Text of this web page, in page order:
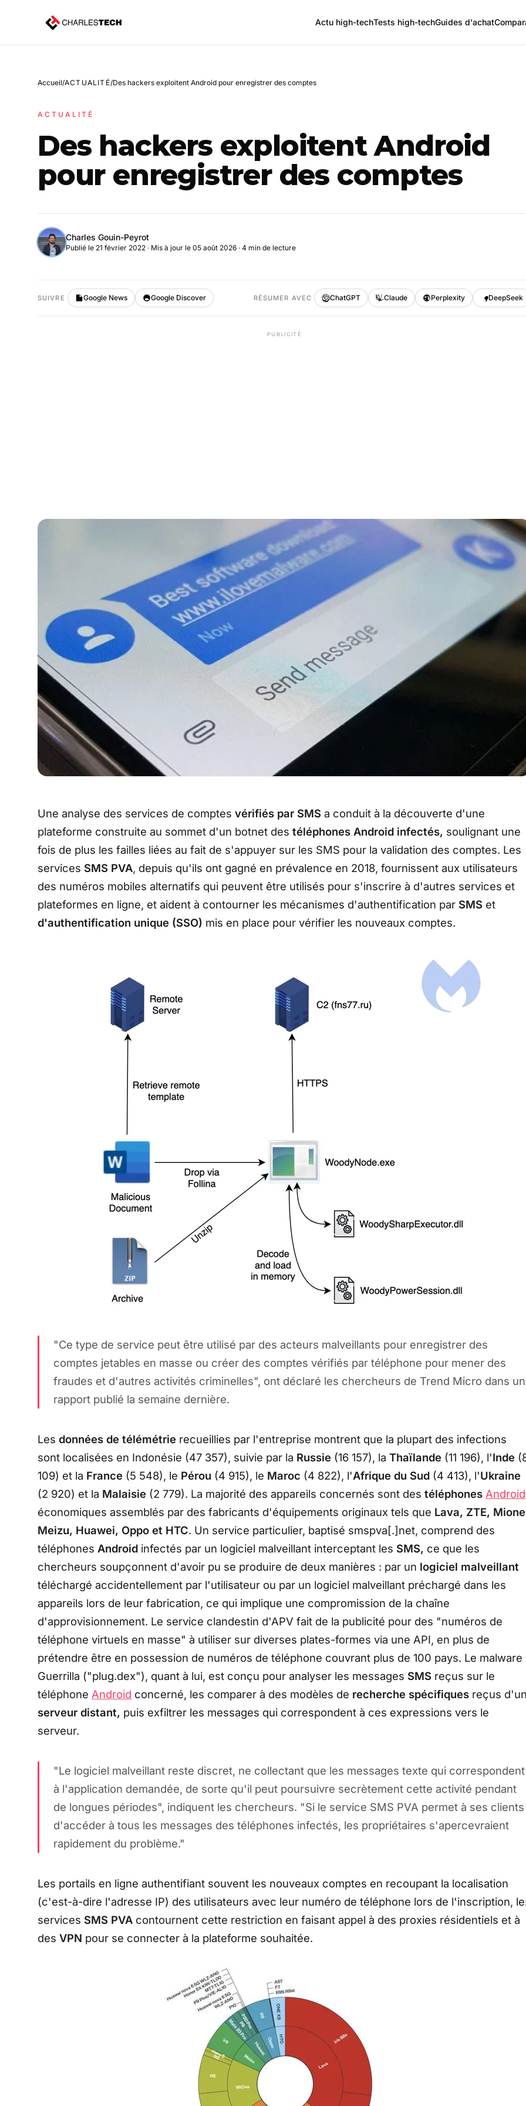
Actu high-techTests high-techGuides d'achat
Accueil/ACTUALITÉ/Des hackers exploitent Android pour enregistrer des comptes
ACTUALITÉ
Des hackers exploitent Android
pour enregistrer des comptes
Charles Gouin-Peyrot
Publié le 21 février 2022 · Mis à jour le 05 août 2026 · 4 min de lecture
SUIVRE Google News Google Discover RÉSUMER AVEC ChatGPT Claude Perplexity DeepSeek
PUBLICITÉ
Une analyse des services de comptes vérifiés par SMS a conduit à la découverte d'une
plateforme construite au sommet d'un botnet des téléphones Android infectés, soulignant une
fois de plus les failles liées au fait de s'appuyer sur les SMS pour la validation des comptes. Les
services SMS PVA, depuis qu'ils ont gagné en prévalence en 2018, fournissent aux utilisateurs
des numéros mobiles alternatifs qui peuvent être utilisés pour s'inscrire à d'autres services et
plateformes en ligne, et aident à contourner les mécanismes d'authentification par SMS et
d'authentification unique (SSO) mis en place pour vérifier les nouveaux comptes.
"Ce type de service peut être utilisé par des acteurs malveillants pour enregistrer des
comptes jetables en masse ou créer des comptes vérifiés par téléphone pour mener des
fraudes et d'autres activités criminelles", ont déclaré les chercheurs de Trend Micro dans un
rapport publié la semaine dernière.
Les données de télémétrie recueillies par l'entreprise montrent que la plupart des infections
sont localisées en Indonésie (47 357), suivie par la Russie (16 157), la Thaïlande (11 196), l'Inde
109) et la France (5 548), le Pérou (4 915), le Maroc (4 822), l'Afrique du Sud (4 413), l'Ukraine
(2 920) et la Malaisie (2 779). La majorité des appareils concernés sont des téléphones Android
économiques assemblés par des fabricants d'équipements originaux tels que Lava, ZTE,
Meizu, Huawei, Oppo et HTC. Un service particulier, baptisé smspva[.]net, comprend des
téléphones Android infectés par un logiciel malveillant interceptant les SMS, ce que les
chercheurs soupçonnent d'avoir pu se produire de deux manières : par un logiciel malveillant
téléchargé accidentellement par l'utilisateur ou par un logiciel malveillant préchargé dans les
appareils lors de leur fabrication, ce qui implique une compromission de la chaîne
d'approvisionnement. Le service clandestin d'APV fait de la publicité pour des "numéros de
téléphone virtuels en masse" à utiliser sur diverses plates-formes via une API, en plus de
prétendre être en possession de numéros de téléphone couvrant plus de 100 pays. Le malware
Guerrilla ("plug.dex"), quant à lui, est conçu pour analyser les messages SMS reçus sur le
téléphone Android concerné, les comparer à des modèles de recherche spécifiques reçus
serveur distant, puis exfiltrer les messages qui correspondent à ces expressions vers le
serveur.
"Le logiciel malveillant reste discret, ne collectant que les messages texte qui correspondent
à l'application demandée, de sorte qu'il peut poursuivre secrètement cette activité pendant
de longues périodes", indiquent les chercheurs. "Si le service SMS PVA permet à ses clients
d'accéder à tous les messages des téléphones infectés, les propriétaires s'apercevraient
rapidement du problème."
Les portails en ligne authentifiant souvent les nouveaux comptes en recoupant la localisation
(c'est-à-dire l'adresse IP) des utilisateurs avec leur numéro de téléphone lors de l'inscription,
services SMS PVA contournent cette restriction en faisant appel à des proxies résidentiels et à
des VPN pour se connecter à la plateforme souhaitée.